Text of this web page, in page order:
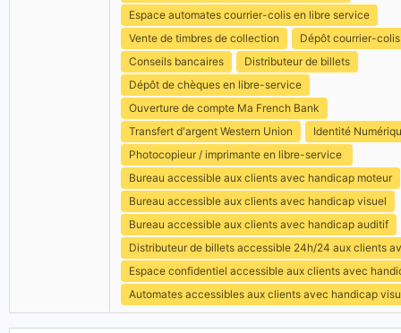
Espace automates courrier-colis en libre service
Vente de timbres de collection
Dépôt courrier-colis
Conseils bancaires
Distributeur de billets
Dépôt de chèques en libre-service
Ouverture de compte Ma French Bank
Transfert d'argent Western Union
Identité
Photocopieur / imprimante en libre-service
Bureau accessible aux clients avec handicap moteur
Bureau accessible aux clients avec handicap visuel
Bureau accessible aux clients avec handicap auditif
Distributeur de billets accessible 24h/24 aux clients
Espace confidentiel accessible aux clients avec
Automates accessibles aux clients avec handicap